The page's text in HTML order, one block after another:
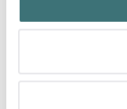
Identifiera din
Ta reda på mer
Du kan ändra eller
Låt dig